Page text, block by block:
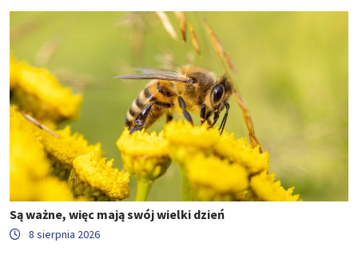
Są ważne, więc mają swój wielki dzień
8 sierpnia 2026